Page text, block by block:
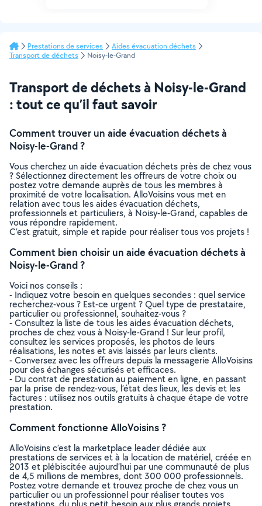
Prestations de services
Aides évacuation déchets
Transport de déchets
Noisy-le-Grand
Transport de déchets à Noisy-le-Grand
: tout ce qu’il faut savoir
Comment trouver un aide évacuation déchets à
Noisy-le-Grand ?
Vous cherchez un aide évacuation déchets près de chez vous
? Sélectionnez directement les offreurs de votre choix ou
postez votre demande auprès de tous les membres à
proximité de votre localisation. AlloVoisins vous met en
relation avec tous les aides évacuation déchets,
professionnels et particuliers, à Noisy-le-Grand, capables de
vous répondre rapidement.
C’est gratuit, simple et rapide pour réaliser tous vos projets !
Comment bien choisir un aide évacuation déchets à
Noisy-le-Grand ?
Voici nos conseils :
- Indiquez votre besoin en quelques secondes : quel service
recherchez-vous ? Est-ce urgent ? Quel type de prestataire,
particulier ou professionnel, souhaitez-vous ?
- Consultez la liste de tous les aides évacuation déchets,
proches de chez vous à Noisy-le-Grand ! Sur leur profil,
consultez les services proposés, les photos de leurs
réalisations, les notes et avis laissés par leurs clients.
- Conversez avec les offreurs depuis la messagerie AlloVoisins
pour des échanges sécurisés et efficaces.
- Du contrat de prestation au paiement en ligne, en passant
par la prise de rendez-vous, l’état des lieux, les devis et les
factures : utilisez nos outils gratuits à chaque étape de votre
prestation.
Comment fonctionne AlloVoisins ?
AlloVoisins c’est la marketplace leader dédiée aux
prestations de services et à la location de matériel, créée en
2013 et plébiscitée aujourd’hui par une communauté de plus
de 4,5 millions de membres, dont 300 000 professionnels.
Postez votre demande et trouvez proche de chez vous un
particulier ou un professionnel pour réaliser toutes vos